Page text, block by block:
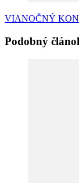
VIANOČNÝ
Podobný